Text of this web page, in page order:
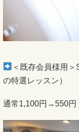
＜既存会員様用
の特選レッスン）
通常1,100円→550円